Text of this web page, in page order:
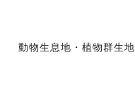
動物生息地・植物群生地